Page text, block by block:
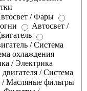
/ Фары
Автосвет /
/ Система
охлаждения
/ Электрика
/ Система
Масляные фильтры